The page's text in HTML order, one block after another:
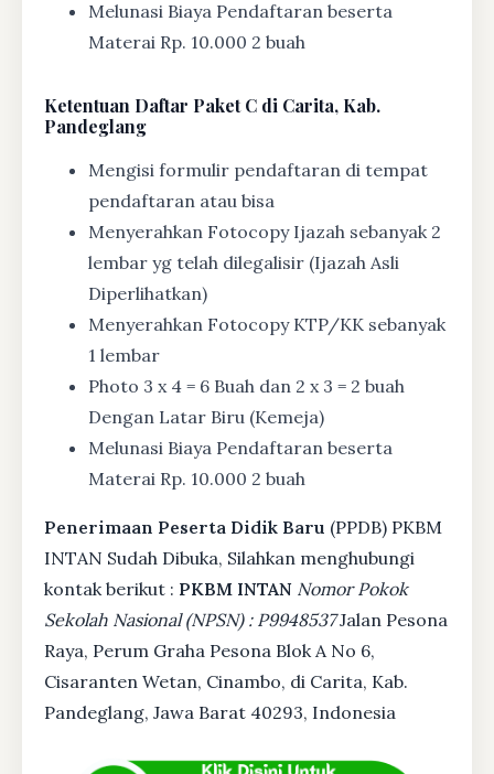
Melunasi Biaya Pendaftaran beserta
Materai Rp. 10.000 2 buah
Ketentuan Daftar Paket C di Carita, Kab.
Pandeglang
Mengisi formulir pendaftaran di tempat
pendaftaran atau bisa
Menyerahkan Fotocopy Ijazah sebanyak 2
lembar yg telah dilegalisir (Ijazah Asli
Diperlihatkan)
Menyerahkan Fotocopy KTP/KK sebanyak
1 lembar
Photo 3 x 4 = 6 Buah dan 2 x 3 = 2 buah
Dengan Latar Biru (Kemeja)
Melunasi Biaya Pendaftaran beserta
Materai Rp. 10.000 2 buah
Penerimaan Peserta Didik Baru (PPDB) PKBM
INTAN Sudah Dibuka, Silahkan menghubungi
kontak berikut : PKBM INTAN Nomor Pokok
Sekolah Nasional (NPSN) : P9948537Jalan Pesona
Raya, Perum Graha Pesona Blok A No 6,
Cisaranten Wetan, Cinambo, di Carita, Kab.
Pandeglang, Jawa Barat 40293, Indonesia